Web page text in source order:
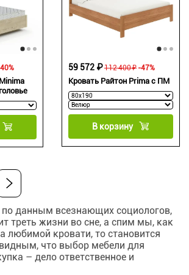
Кровать Райтон Prima с ПМ
112 400 ₽
59 572 ₽ -47%
В корзину
по данным всезнающих социологов,
треть жизни во сне, а спим мы, как
любимой кровати, то становится
что выбор мебели для
– дело ответственное и